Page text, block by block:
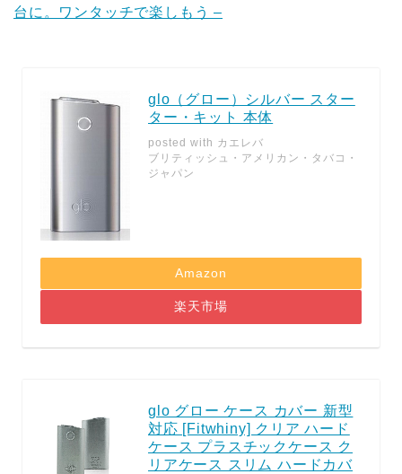
台に。ワンタッチで楽しもう –
glo（グロー）シルバー スター
ター・キット 本体
posted with カエレバ
ブリティッシュ・アメリカン・タバコ・
ジャパン
Amazon
楽天市場
glo グロー ケース カバー 新型
対応 [Fitwhiny] クリア ハード
ケース プラスチックケース ク
リアケース スリム ハードカバ